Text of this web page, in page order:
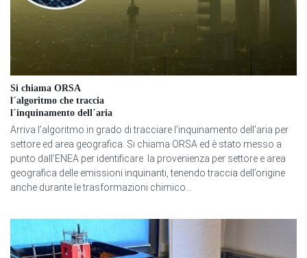
Si chiama ORSA
l´algoritmo che traccia
l´inquinamento dell´aria
Arriva l’algoritmo in grado di tracciare l’inquinamento dell’aria per
settore ed area geografica. Si chiama ORSA ed è stato messo a
punto dall’ENEA per identificare la provenienza per settore e area
geografica delle emissioni inquinanti, tenendo traccia dell’origine
anche durante le trasformazioni chimico...